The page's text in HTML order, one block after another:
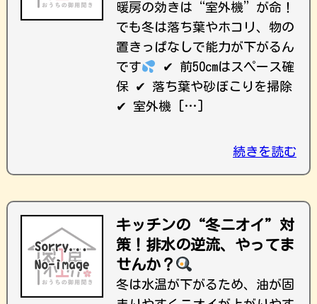
暖房の効きは“室外機”が命！
でも冬は落ち葉やホコリ、物の
置きっぱなしで能力が下がるん
です
✔ 前50cmはスペース確
保 ✔ 落ち葉や砂ぼこりを掃除
✔ 室外機 […]
続きを読む
キッチンの“冬ニオイ”対
策！排水の逆流、やってま
せんか？
冬は水温が下がるため、油が固